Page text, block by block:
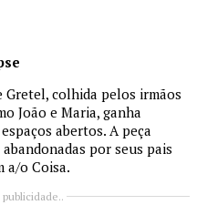
Gretel, colhida pelos irmãos
João e Maria, ganha
abertos. A peça
por seus pais
a/o Coisa.